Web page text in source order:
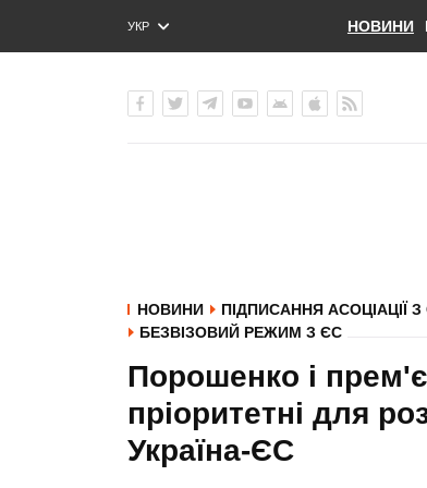
УКР
ENG
НОВИНИ
НОВИНИ
ПІДПИСАННЯ АСОЦІАЦІЇ З
БЕЗВІЗОВИЙ РЕЖИМ З ЄС
Порошенко і
пріоритетні для
Україна-ЄС